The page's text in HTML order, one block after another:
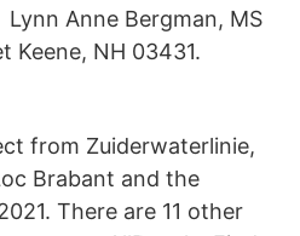
Anne Bergman, MS
Keene, NH 03431.
from Zuiderwaterlinie,
Brabant and the
There are 11 other